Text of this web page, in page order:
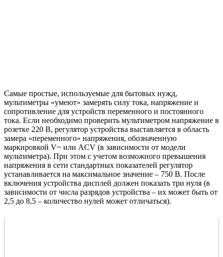
Самые простые, используемые для бытовых нужд,
мультиметры «умеют» замерять силу тока, напряжение и
сопротивление для устройств переменного и постоянного
тока. Если необходимо проверить мультиметром напряжение в
розетке 220 В, регулятор устройства выставляется в область
замера «переменного» напряжения, обозначенную
маркировкой V~ или ACV (в зависимости от модели
мультиметра). При этом с учетом возможного превышения
напряжения в сети стандартных показателей регулятор
устанавливается на максимальное значение – 750 В. После
включения устройства дисплей должен показать три нуля (в
зависимости от числа разрядов устройства – их может быть от
2,5 до 8,5 – количество нулей может отличаться).